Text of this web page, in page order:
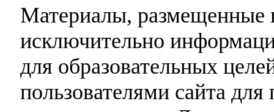
Материалы, размещенные
исключительно
для образовательных
пользователями сайта